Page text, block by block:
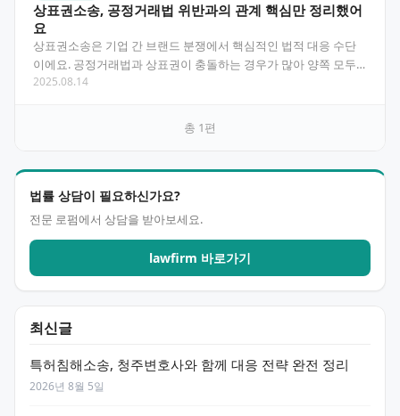
상표권소송, 공정거래법 위반과의 관계 핵심만 정리했어
요
상표권소송은 기업 간 브랜드 분쟁에서 핵심적인 법적 대응 수단
이에요. 공정거래법과 상표권이 충돌하는 경우가 많아 양쪽 모두
이해해야 효과적인 대응이 가능해요. 이 글에서는 상표권소…
2025.08.14
총 1편
법률 상담이 필요하신가요?
전문 로펌에서 상담을 받아보세요.
lawfirm 바로가기
최신글
특허침해소송, 청주변호사와 함께 대응 전략 완전 정리
2026년 8월 5일